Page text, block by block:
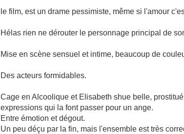
le film, est un drame pessimiste, même si l'amour
Hélas rien ne dérouter le personnage principal de
Mise en scène sensuel et intime, beaucoup de
Des acteurs formidables.
Cage en Alcoolique et Elisabeth shue belle,
expressions qui la font passer pour un ange.
Entre émotion et dégout.
Un peu déçu par la fin, mais l'ensemble est très